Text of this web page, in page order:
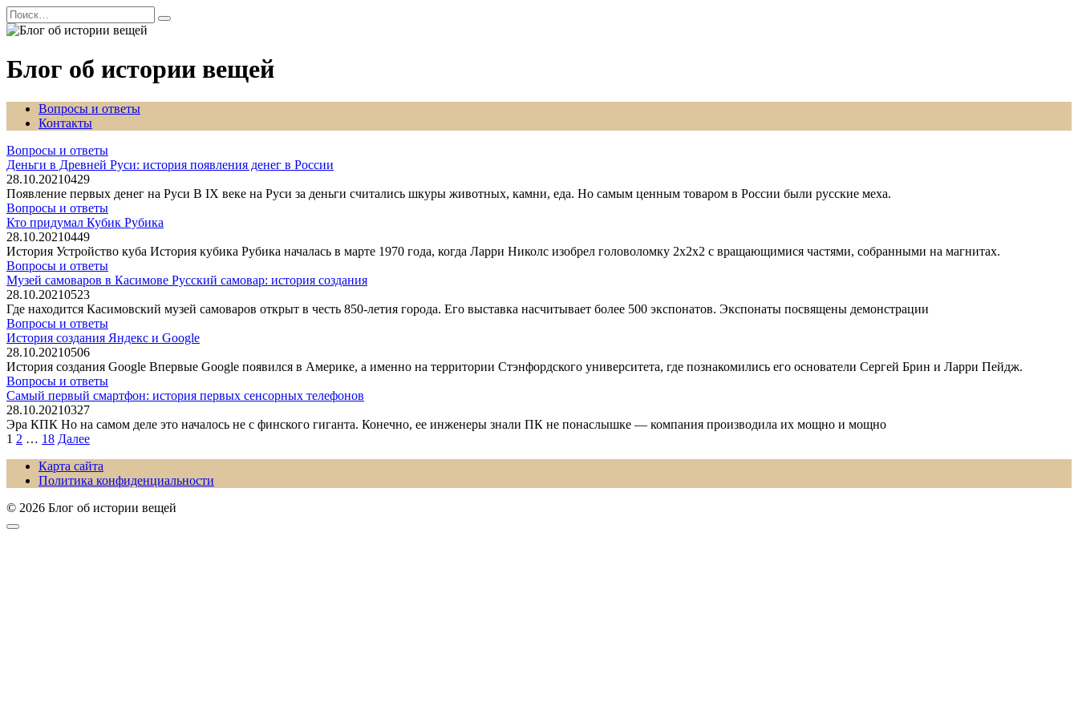
Перейти
к
Search
for:
Блог об истории вещей
Вопросы и ответы
Контакты
Вопросы и ответы
Деньги в Древней Руси: история появления денег в России
28.10.20210429
Появление первых денег на Руси В IX веке на Руси за деньги считались шкуры животных, камни, еда. Но самым ценным товаром в России были русские меха.
Вопросы и ответы
Кто придумал Кубик Рубика
28.10.20210449
История Устройство куба История кубика Рубика началась в марте 1970 года, когда Ларри Николс изобрел головоломку 2x2x2 с вращающимися частями, собранными на магнитах.
Вопросы и ответы
Музей самоваров в Касимове Русский самовар: история создания
28.10.20210523
Где находится Касимовский музей самоваров открыт в честь 850-летия города. Его выставка насчитывает более 500 экспонатов. Экспонаты посвящены демонстрации
Вопросы и ответы
История создания Яндекс и Google
28.10.20210506
История создания Google Впервые Google появился в Америке, а именно на территории Стэнфордского университета, где познакомились его основатели Сергей Брин и Ларри Пейдж.
Вопросы и ответы
Самый первый смартфон: история первых сенсорных телефонов
28.10.20210327
Эра КПК Но на самом деле это началось не с финского гиганта. Конечно, ее инженеры знали ПК не понаслышке — компания производила их мощно и мощно
Пагинация
1 2 … 18 Далее
Карта сайта
Политика конфиденциальности
© 2026 Блог об истории вещей